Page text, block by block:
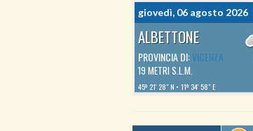
giovedì, 06 agosto 2026
ALBETTONE
PROVINCIA DI:VICENZA
19 METRI S.L.M.
45º 21′ 28″ N 11º 34′ 58″ E